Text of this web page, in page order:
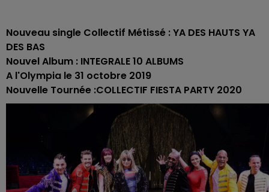
Nouveau single Collectif Métissé : YA DES HAUTS YA
DES BAS
Nouvel Album : INTEGRALE 10 ALBUMS
A l'Olympia le 31 octobre 2019
Nouvelle Tournée :COLLECTIF FIESTA PARTY 2020